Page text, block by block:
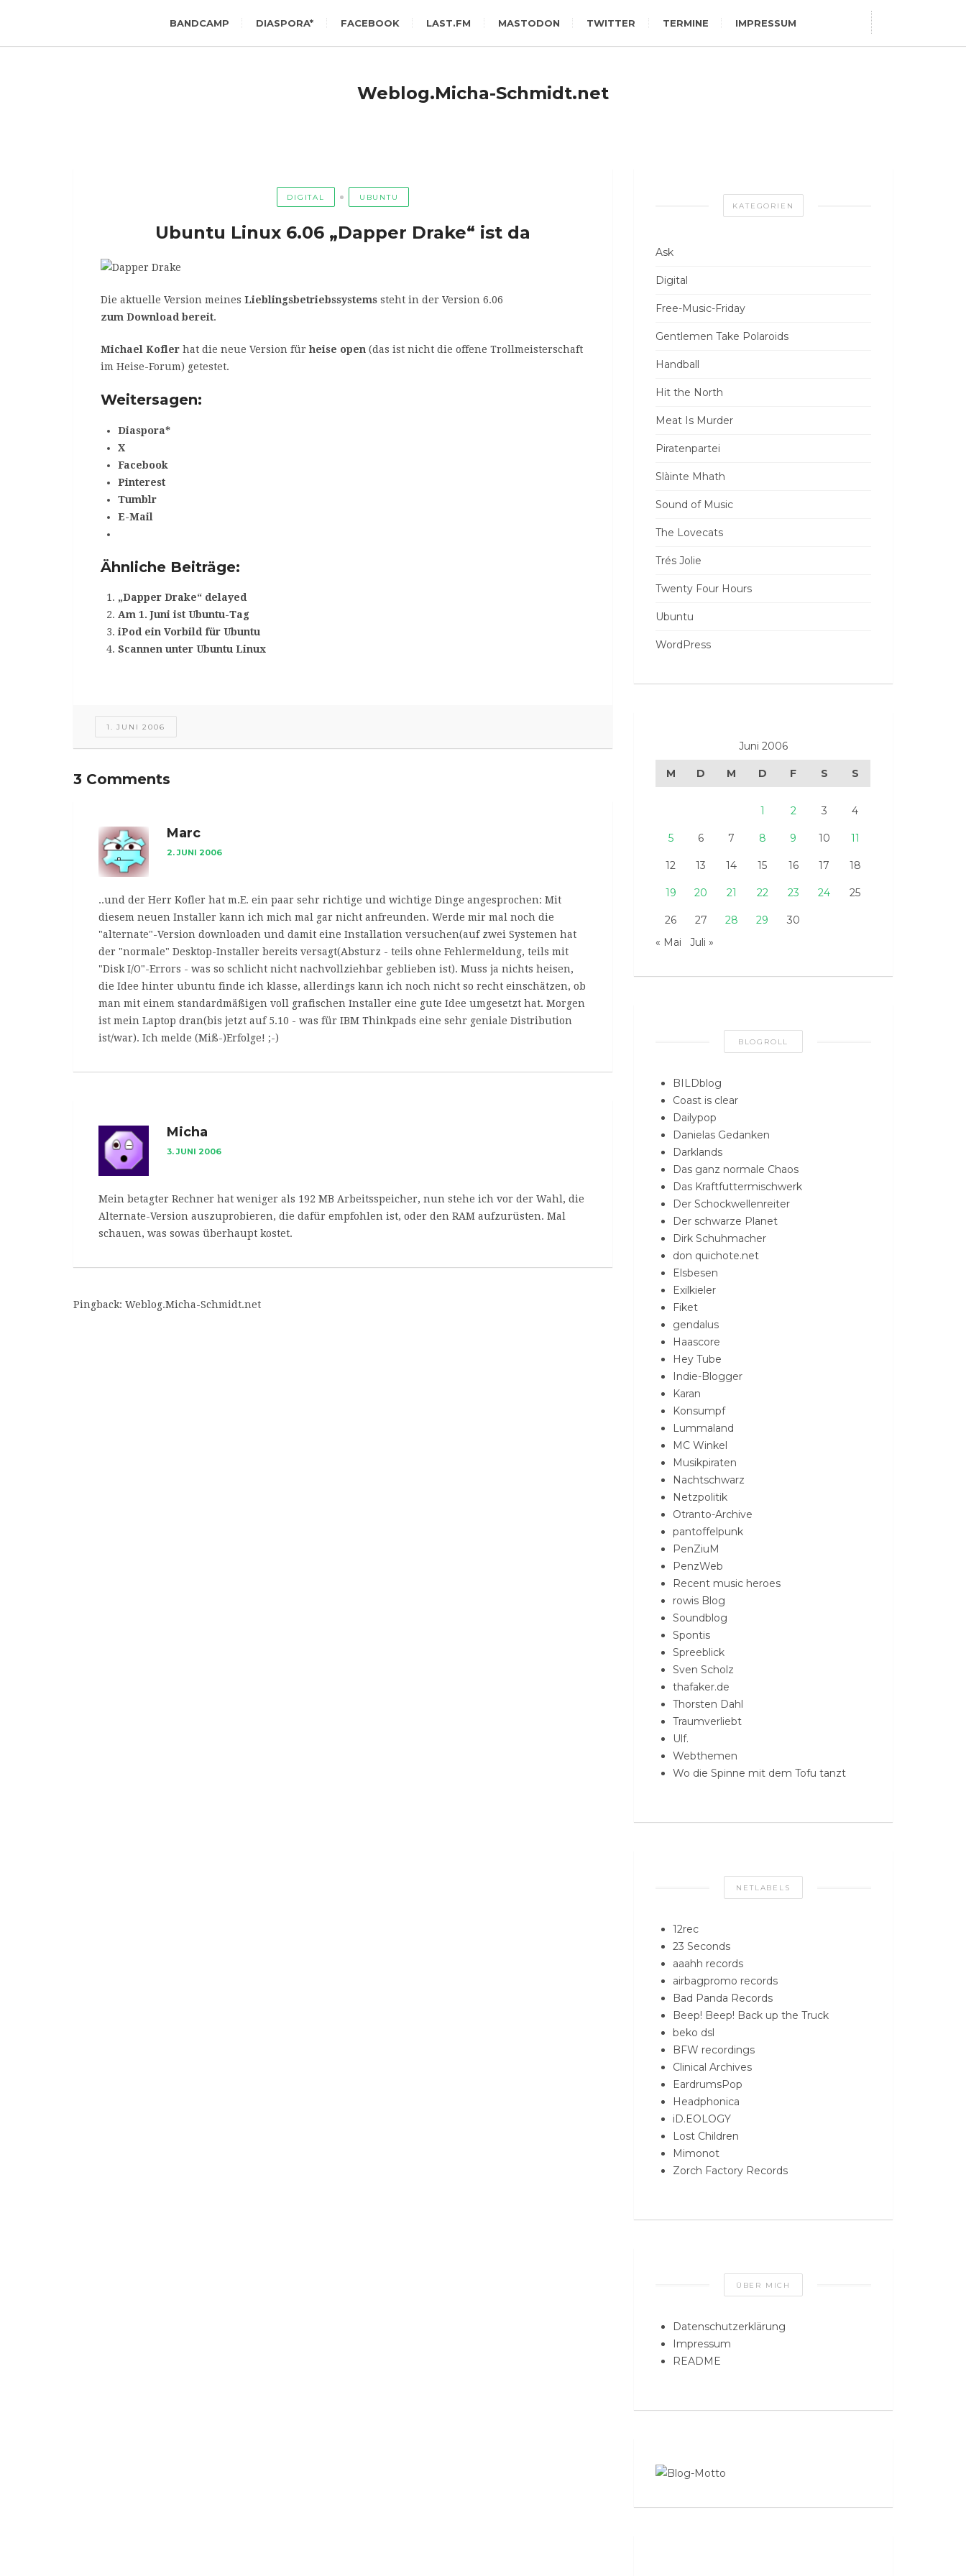
BANDCAMP DIASPORA* FACEBOOK LAST.FM MASTODON TWITTER TERMINE IMPRESSUM
Weblog.Micha-Schmidt.net
DIGITAL UBUNTU
Ubuntu Linux 6.06 „Dapper Drake“ ist da
Die aktuelle Version meines Lieblingsbetriebssystemssteht in der Version 6.06
zum Download bereit.
Michael Koflerhat die neue Version fürheise open(das ist nicht die offene Trollmeisterschaft
im Heise-Forum) getestet.
Weitersagen:
Diaspora*
X
Facebook
Pinterest
Tumblr
E-Mail
Ähnliche Beiträge:
„Dapper Drake“ delayed
Am 1. Juni ist Ubuntu-Tag
iPod ein Vorbild für Ubuntu
Scannen unter Ubuntu Linux
1. JUNI 2006
3 Comments
Marc
2. JUNI 2006
..und der Herr Kofler hat m.E. ein paar sehr richtige und wichtige Dinge angesprochen: Mit
diesem neuen Installer kann ich mich mal gar nicht anfreunden. Werde mir mal noch die
"alternate"-Version downloaden und damit eine Installation versuchen(auf zwei Systemen hat
der "normale" Desktop-Installer bereits versagt(Absturz - teils ohne Fehlermeldung, teils mit
"Disk I/O"-Errors - was so schlicht nicht nachvollziehbar geblieben ist). Muss ja nichts heisen,
die Idee hinter ubuntu finde ich klasse, allerdings kann ich noch nicht so recht einschätzen, ob
man mit einem standardmäßigen voll grafischen Installer eine gute Idee umgesetzt hat. Morgen
ist mein Laptop dran(bis jetzt auf 5.10 - was für IBM Thinkpads eine sehr geniale Distribution
ist/war). Ich melde (Miß-)Erfolge! ;-)
Micha
3. JUNI 2006
Mein betagter Rechner hat weniger als 192 MB Arbeitsspeicher, nun stehe ich vor der Wahl, die
Alternate-Version auszuprobieren, die dafür empfohlen ist, oder den RAM aufzurüsten. Mal
schauen, was sowas überhaupt kostet.
Pingback: Weblog.Micha-Schmidt.net
KATEGORIEN
Ask
Digital
Free-Music-Friday
Gentlemen Take Polaroids
Handball
Hit the North
Meat Is Murder
Piratenpartei
Slàinte Mhath
Sound of Music
The Lovecats
Trés Jolie
Twenty Four Hours
Ubuntu
WordPress
Juni 2006
M D M D F S S
1 2 3 4
5 6 7 8 9 10 11
12 13 14 15 16 17 18
19 20 21 22 23 24 25
26 27 28 29
30
« Mai
Juli »
BLOGROLL
BILDblog
Coast is clear
Dailypop
Danielas Gedanken
Darklands
Das ganz normale Chaos
Das Kraftfuttermischwerk
Der Schockwellenreiter
Der schwarze Planet
Dirk Schuhmacher
don quichote.net
Elsbesen
Exilkieler
Fiket
gendalus
Haascore
Hey Tube
Indie-Blogger
Karan
Konsumpf
Lummaland
MC Winkel
Musikpiraten
Nachtschwarz
Netzpolitik
Otranto-Archive
pantoffelpunk
PenZiuM
PenzWeb
Recent music heroes
rowis Blog
Soundblog
Spontis
Spreeblick
Sven Scholz
thafaker.de
Thorsten Dahl
Traumverliebt
Ulf.
Webthemen
Wo die Spinne mit dem Tofu tanzt
NETLABELS
12rec
23 Seconds
aaahh records
airbagpromo records
Bad Panda Records
Beep! Beep! Back up the Truck
beko dsl
BFW recordings
Clinical Archives
EardrumsPop
Headphonica
iD.EOLOGY
Lost Children
Mimonot
Zorch Factory Records
ÜBER MICH
Datenschutzerklärung
Impressum
README